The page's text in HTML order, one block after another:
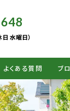
水曜日）
よくある質問 ブ